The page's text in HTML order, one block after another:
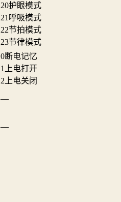
20护眼模式
21 呼吸模式
22节拍模式
23节律模式
0断电记忆
1
上电打开
2 上电关闭
—
—